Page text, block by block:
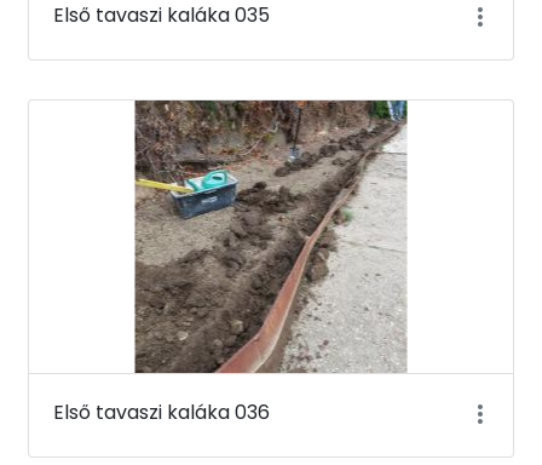
Első tavaszi kaláka 035
Első tavaszi kaláka 036